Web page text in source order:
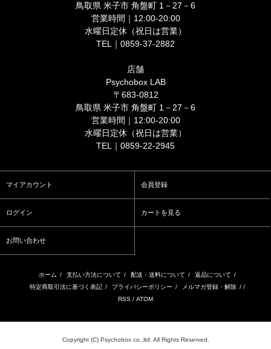
鳥取県 米子市 角盤町 1－27－6
営業時間｜12:00-20:00
水曜日定休（祝日は営業）
TEL｜0859-37-2882
店舗
Psychobox LAB
〒683-0812
鳥取県 米子市 角盤町 1－27－6
営業時間｜12:00-20:00
水曜日定休（祝日は営業）
TEL｜0859-22-2945
マイアカウント 会員登録
ログイン カートを見る
お問い合わせ
ホーム / 支払い方法について / 配送・送料について / 返品について /
特定商取引法に基づく表記 / プライバシーポリシー / メルマガ登録・解除 / /
RSS / ATOM
Copyright (C) Psychobox co.,ltd. All Rights Reserved.